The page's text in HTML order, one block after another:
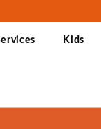
Kids